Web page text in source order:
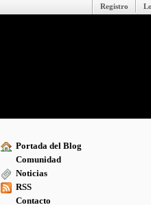
Registro
Portada del Blog
Comunidad
Noticias
RSS
Contacto